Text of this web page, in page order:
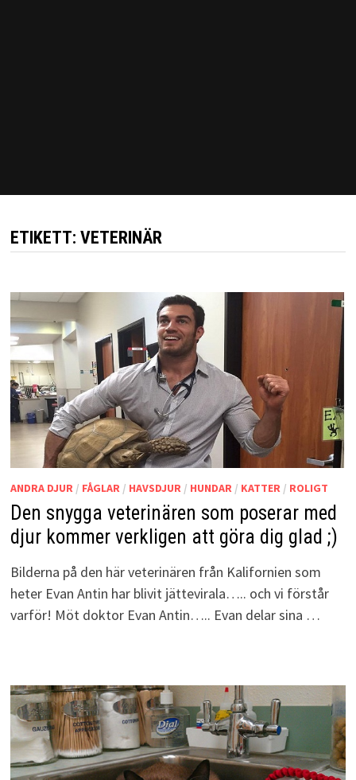
ETIKETT: VETERINÄR
ANDRA DJUR/ FÅGLAR/ HAVSDJUR/ HUNDAR/ KATTER/ ROLIGT
Den snygga veterinären som poserar med
djur kommer verkligen att göra dig glad ;)
Bilderna på den här veterinären från Kalifornien som
heter Evan Antin har blivit jättevirala….. och vi förstår
varför! Möt doktor Evan Antin….. Evan delar sina …